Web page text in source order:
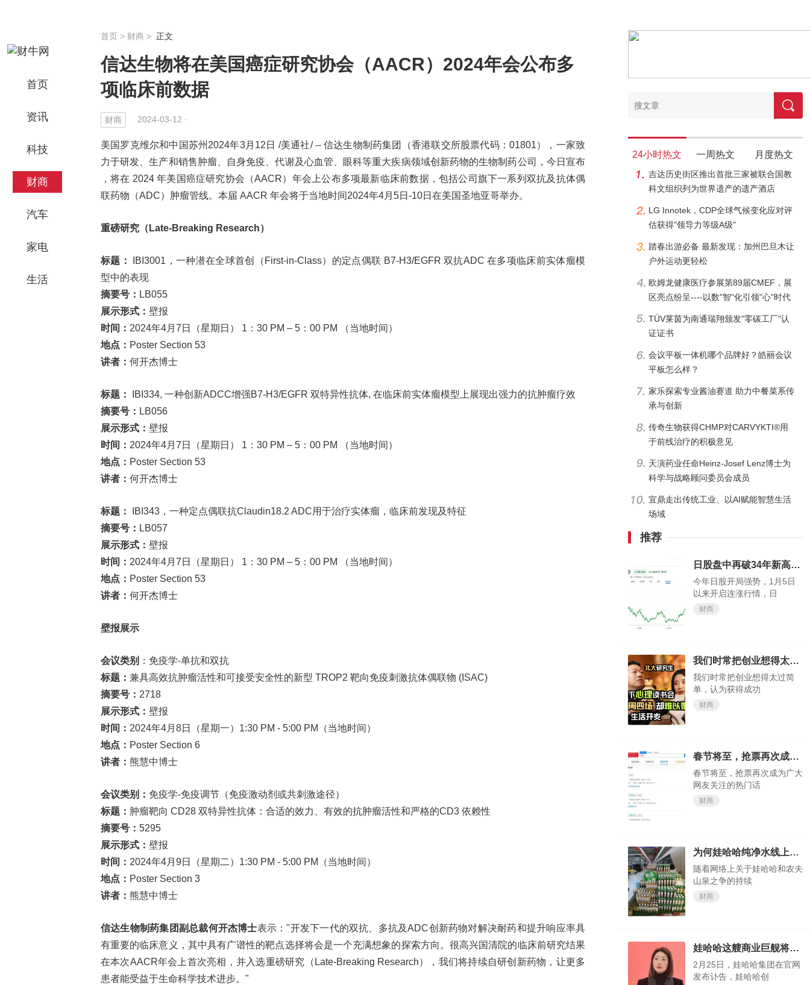
首页
资讯
科技
财商
汽车
家电
生活
首页 > 财商 > 正文
信达生物将在美国癌症研究协会（AACR）2024年会公布多
项临床前数据
财商 2024-03-12 ·
美国罗克维尔和中国苏州2024年3月12日 /美通社/ -- 信达生物制药集团（香港联交所股票代码：01801），一家致
力于研发、生产和销售肿瘤、自身免疫、代谢及心血管、眼科等重大疾病领域创新药物的生物制药公司，今日宣布
，将在 2024 年美国癌症研究协会（AACR）年会上公布多项最新临床前数据，包括公司旗下一系列双抗及抗体偶
联药物（ADC）肿瘤管线。本届 AACR 年会将于当地时间2024年4月5日-10日在美国圣地亚哥举办。
重磅研究（ Late-Breaking Research）
标题：
IBI3001，一种潜在全球首创（First-in-Class）的定点偶联 B7-H3/EGFR 双抗ADC 在多项临床前实体瘤模
型中的表现
摘要号： LB055
展示形式： 壁报
时间： 2024年4月7日（星期日） 1：30 PM – 5：00 PM （当地时间）
地点： Poster Section 53
讲者： 何开杰博士
标题：
IBI334, 一种创新ADCC增强B7-H3/EGFR 双特异性抗体, 在临床前实体瘤模型上展现出强力的抗肿瘤疗效
摘要号： LB056
展示形式： 壁报
时间： 2024年4月7日（星期日） 1：30 PM – 5：00 PM （当地时间）
地点： Poster Section 53
讲者： 何开杰博士
标题：
IBI343，一种定点偶联抗Claudin18.2 ADC用于治疗实体瘤，临床前发现及特征
摘要号： LB057
展示形式： 壁报
时间： 2024年4月7日（星期日） 1：30 PM – 5：00 PM （当地时间）
地点： Poster Section 53
讲者： 何开杰博士
壁报展示
会议类别 ：免疫学-单抗和双抗
标题： 兼具高效抗肿瘤活性和可接受安全性的新型 TROP2 靶向免疫刺激抗体偶联物 (ISAC)
摘要号： 2718
展示形式： 壁报
时间： 2024年4月8日（星期一）1:30 PM - 5:00 PM（当地时间）
地点： Poster Section 6
讲者： 熊慧中博士
会议类别： 免疫学-免疫调节（免疫激动剂或共刺激途径）
标题： 肿瘤靶向 CD28 双特异性抗体：合适的效力、有效的抗肿瘤活性和严格的CD3 依赖性
摘要号： 5295
展示形式： 壁报
时间： 2024年4月9日（星期二）1:30 PM - 5:00 PM（当地时间）
地点： Poster Section 3
讲者： 熊慧中博士
信达生物制药集团副总裁何开杰博士表示："开发下一代的双抗、多抗及ADC创新药物对解决耐药和提升响应率具
有重要的临床意义，其中具有广谱性的靶点选择将会是一个充满想象的探索方向。很高兴国清院的临床前研究结果
在本次AACR年会上首次亮相，并入选重磅研究（Late-Breaking Research），我们将持续自研创新药物，让更多
患者能受益于生命科学技术进步。"
24小时热文 一周热文 月度热文
吉达历史街区推出首批三家被联合国教
科文组织列为世界遗产的遗产酒店
LG Innotek，CDP全球气候变化应对评
估获得"领导力等级A级"
踏春出游必备 最新发现：加州巴旦木让
户外运动更轻松
欧姆龙健康医疗参展第89届CMEF，展
区亮点纷呈----以数"智"化引领"心"时代
TÜV莱茵为南通瑞翔颁发"零碳工厂"认
证证书
会议平板一体机哪个品牌好？皓丽会议
平板怎么样？
家乐探索专业酱油赛道 助力中餐菜系传
承与创新
传奇生物获得CHMP对CARVYKTI®用
于前线治疗的积极意见
天演药业任命Heinz-Josef Lenz博士为
科学与战略顾问委员会成员
宜鼎走出传统工业、以AI赋能智慧生活
场域
推荐
日股盘中再破34年新高，今年还涨得动吗？
今年日股开局强势，1月5日
以来开启连涨行情，日
财商
我们时常把创业想得太过简单，认为获得成功轻而易举
我们时常把创业想得太过简
单，认为获得成功
财商
春节将至，抢票再次成为广大网友关注的热门话题
春节将至，抢票再次成为广大
网友关注的热门话
财商
为何娃哈哈纯净水线上会卖断货？
随着网络上关于娃哈哈和农夫
山泉之争的持续
财商
娃哈哈这艘商业巨舰将驶向何方，我们试目以待
2月25日，娃哈哈集团在官网
发布讣告，娃哈哈创